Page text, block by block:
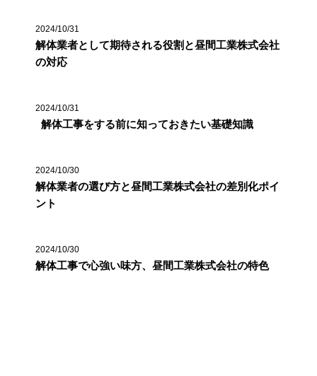
2024/10/31
解体業者として期待される役割と昼間工業株式会社
の対応
2024/10/31
解体工事をする前に知っておきたい基礎知識
2024/10/30
解体業者の選び方と昼間工業株式会社の差別化ポイ
ント
2024/10/30
解体工事で心強い味方、昼間工業株式会社の特色